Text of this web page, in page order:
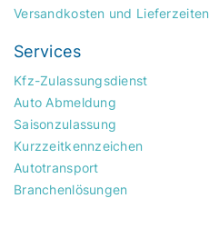
Versandkosten und Lieferzeiten
Services
Kfz-Zulassungsdienst
Auto Abmeldung
Saisonzulassung
Kurzzeitkennzeichen
Autotransport
Branchenlösungen